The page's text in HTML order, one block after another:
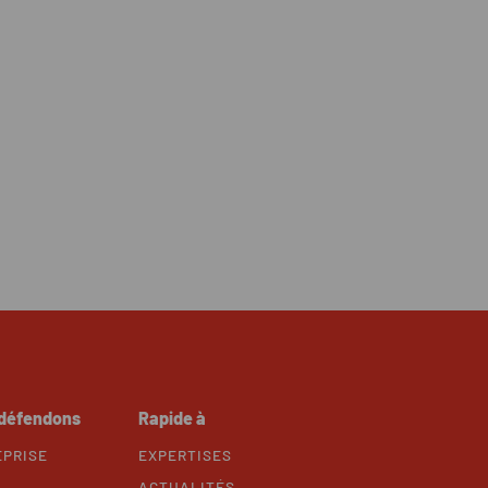
Rapide à
EXPERTISES